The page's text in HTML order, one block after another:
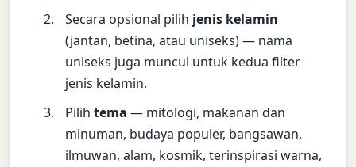
Secara opsional pilih jenis kelamin
(jantan, betina, atau uniseks) — nama
uniseks juga muncul untuk kedua filter
jenis kelamin.
Pilihtema — mitologi, makanan dan
minuman, budaya populer, bangsawan,
ilmuwan, alam, kosmik, terinspirasi warna,